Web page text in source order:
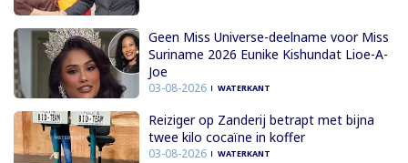
Geen Miss Universe-deelname voor Miss
Suriname 2026 Eunike Kishundat Lioe-A-
Joe
03-08-2026 WATERKANT
Reiziger op Zanderij betrapt met bijna
twee kilo cocaïne in koffer
03-08-2026 WATERKANT